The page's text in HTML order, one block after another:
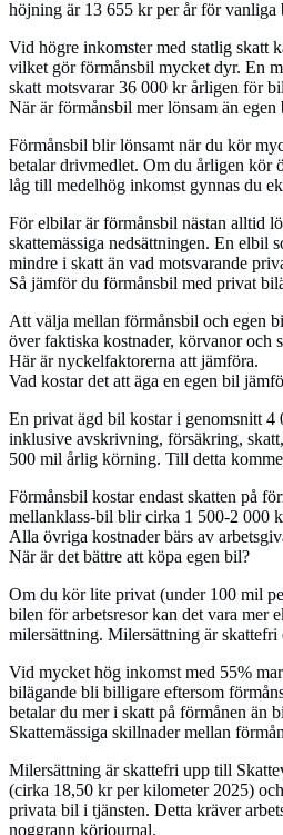
höjning är 13 655 kr per år för vanliga
Vid högre inkomster med statlig skatt
vilket gör förmånsbil mycket dyr. En
skatt motsvarar 36 000 kr årligen för
När är förmånsbil mer lönsam än egen
Förmånsbil blir lönsamt när du kör
betalar drivmedlet. Om du årligen kör
låg till medelhög inkomst gynnas du
För elbilar är förmånsbil nästan alltid
skattemässiga nedsättningen. En elbil
mindre i skatt än vad motsvarande
Så jämför du förmånsbil med privat
Att välja mellan förmånsbil och egen
över faktiska kostnader, körvanor och
Här är nyckelfaktorerna att jämföra.
Vad kostar det att äga en egen bil
En privat ägd bil kostar i genomsnitt 4
inklusive avskrivning, försäkring,
500 mil årlig körning. Till detta
Förmånsbil kostar endast skatten på
mellanklass-bil blir cirka 1 500-2 000
Alla övriga kostnader bärs av
När är det bättre att köpa egen bil?
Om du kör lite privat (under 100 mil
bilen för arbetsresor kan det vara mer
milersättning. Milersättning är skattefri
Vid mycket hög inkomst med 55%
bilägande bli billigare eftersom
betalar du mer i skatt på förmånen än
Skattemässiga skillnader mellan
Milersättning är skattefri upp till
(cirka 18,50 kr per kilometer 2025)
privata bil i tjänsten. Detta kräver
noggrann körjournal.